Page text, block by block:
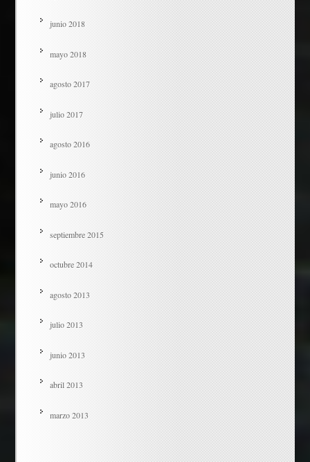
junio 2018
mayo 2018
agosto 2017
julio 2017
agosto 2016
junio 2016
mayo 2016
septiembre 2015
octubre 2014
agosto 2013
julio 2013
junio 2013
abril 2013
marzo 2013